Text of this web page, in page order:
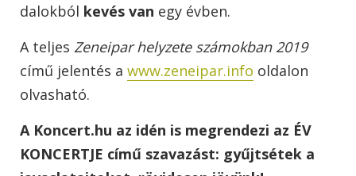
dalokból kevés van egy évben.
A teljes Zeneipar helyzete számokban 2019
című jelentés a www.zeneipar.info oldalon
olvasható.
A Koncert.hu az idén is megrendezi az ÉV
KONCERTJE című szavazást: gyűjtsétek a